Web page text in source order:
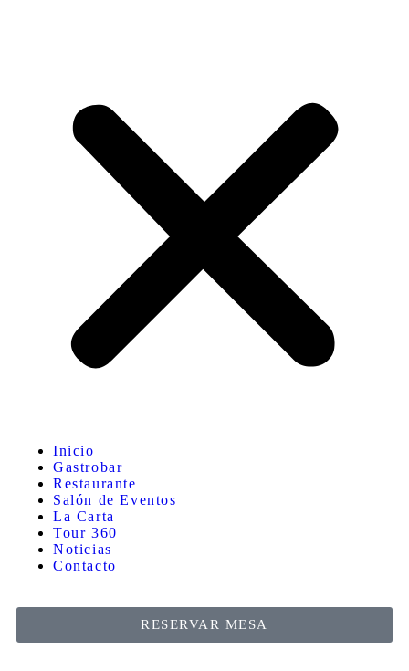
Inicio
Gastrobar
Restaurante
Salón de Eventos
La Carta
Tour 360
Noticias
Contacto
RESERVAR MESA